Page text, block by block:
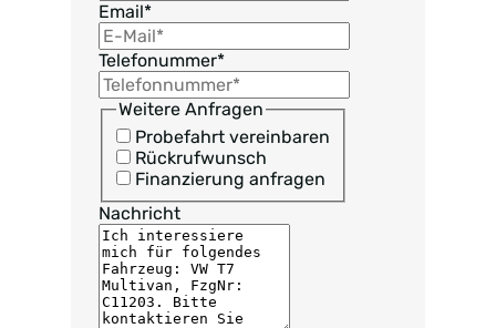
Email*
Telefonummer*
Weitere Anfragen
Probefahrt vereinbaren
Rückrufwunsch
Finanzierung anfragen
Nachricht